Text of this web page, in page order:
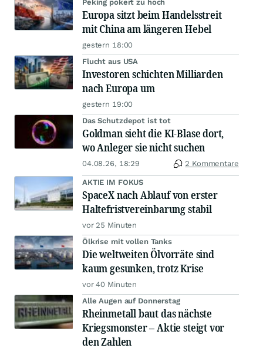
Peking pokert zu hoch
Europa sitzt beim Handelsstreit
mit China am längeren Hebel
gestern 18:00
Flucht aus USA
Investoren schichten Milliarden
nach Europa um
gestern 19:00
Das Schutzdepot ist tot
Goldman sieht die KI-Blase dort,
wo Anleger sie nicht suchen
04.08.26, 18:29 2 Kommentare
AKTIE IM FOKUS
SpaceX nach Ablauf von erster
Haltefristvereinbarung stabil
vor 25 Minuten
Ölkrise mit vollen Tanks
Die weltweiten Ölvorräte sind
kaum gesunken, trotz Krise
vor 40 Minuten
Alle Augen auf Donnerstag
Rheinmetall baut das nächste
Kriegsmonster – Aktie steigt vor
den Zahlen